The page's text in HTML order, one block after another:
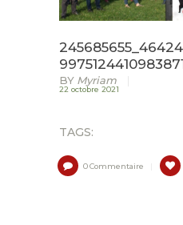
CONTACT
BY Myriam
22 octobre 2021
TAGS:
0 Commentaire